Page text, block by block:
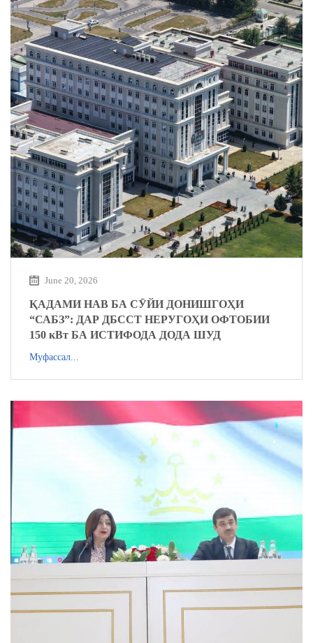
June 20, 2026
ҚАДАМИ НАВ БА СӮЙИ ДОНИШГОҲИ
“САБЗ”: ДАР ДБССТ НЕРУГОҲИ ОФТОБИИ
150 кВт БА ИСТИФОДА ДОДА ШУД
Муфассал...